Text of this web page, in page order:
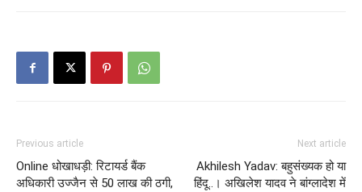
Previous article
Online धोखाधड़ी: रिटायर्ड बैंक
अधिकारी उज्जैन से 50 लाख की ठगी,
Next article
Akhilesh Yadav: बहुसंख्यक हो या
हिंदू..। अखिलेश यादव ने बांग्लादेश में